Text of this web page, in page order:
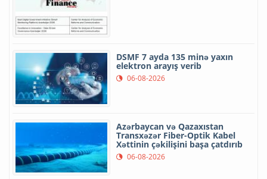
DSMF 7 ayda 135 minə yaxın
elektron arayış verib
06-08-2026
Azərbaycan və Qazaxıstan
Transxəzər Fiber-Optik Kabel
Xəttinin çəkilişini başa çatdırıb
06-08-2026